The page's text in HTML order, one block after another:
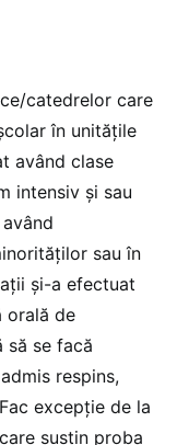
catedrelor care
în unitățile
având clase
intensiv și sau
sau în
și-a efectuat
orală de
să se facă
respins,
excepție de la
susțin proba